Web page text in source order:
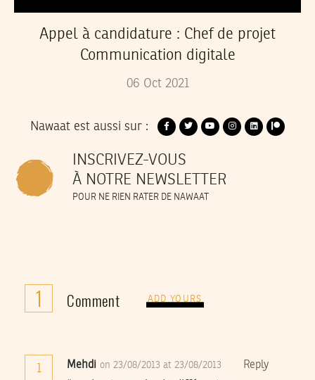
Appel à candidature : Chef de projet
Communication digitale
06 Oct 2021
Nawaat est aussi sur :
INSCRIVEZ-VOUS
À NOTRE NEWSLETTER
POUR NE RIEN RATER DE NAWAAT
1 Comment ADD YOURS
1 Mehdi on 23/08/2013 at 23/08/2013 Reply